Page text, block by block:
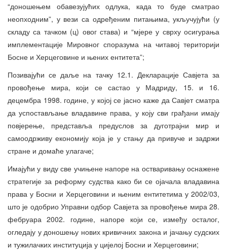
“доношењем обавезујућих одлука, када то буде сматрао
неопходним”, у вези са одређеним питањима, укључујући (у
складу са тачком (ц) овог става) и “мјере у сврху осигурања
имплементације Мировног споразума на читавој територији
Босне и Херцеговине и њених ентитета”;
Позивајући се даље на тачку 12.1. Декларације Савјета за
провођење мира, који се састао у Мадриду, 15. и 16.
децембра 1998. године, у којој се јасно каже да Савјет сматра
да успостављање владавине права, у коју сви грађани имају
повјерење, представља предуслов за дуготрајни мир и
самоодрживу економију која је у стању да привуче и задржи
стране и домаће улагаче;
Имајући у виду све учињене напоре на остваривању оснажене
стратегије за реформу судства како би се ојачала владавина
права у Босни и Херцеговини и њеним ентитетима у 2002/03,
што је одобрио Управни одбор Савјета за провођење мира 28.
фебруара 2002. године, напоре који се, између осталог,
огледају у доношењу нових кривичних закона и јачању судских
и тужилачких институција у цијелој Босни и Херцеговини;